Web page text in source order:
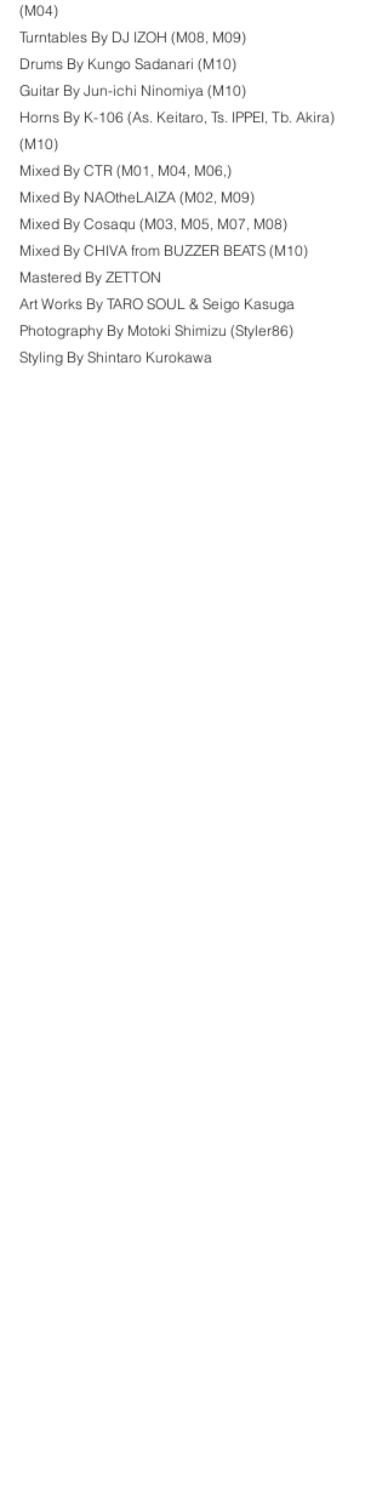
(M04)
Turntables By DJ IZOH (M08, M09)
Drums By Kungo Sadanari (M10)
Guitar By Jun-ichi Ninomiya (M10)
Horns By K-106 (As. Keitaro, Ts. IPPEI, Tb. Akira)
(M10)
Mixed By CTR (M01, M04, M06,)
Mixed By NAOtheLAIZA (M02, M09)
Mixed By Cosaqu (M03, M05, M07, M08)
Mixed By CHIVA from BUZZER BEATS (M10)
Mastered By ZETTON
Art Works By TARO SOUL & Seigo Kasuga
Photography By Motoki Shimizu (Styler86)
Styling By Shintaro Kurokawa